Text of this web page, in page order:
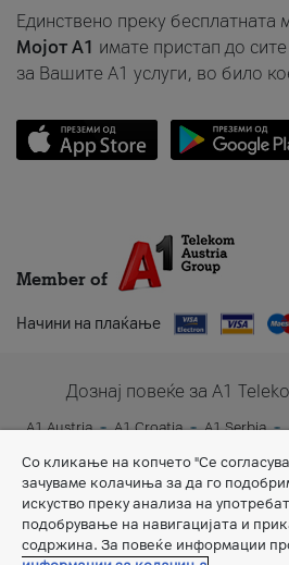
Единствено преку бесплатната
Мојот A1 имате пристап до
за Вашите A1 услуги, во било
Member of
Начини на плаќање
Дознај повеќе за A1
A1 Austria A1 Croatia A1 Serbia
Со кликање на копчето "Се
зачуваме колачиња за да го
искуство преку анализа на
подобрување на навигацијата и
содржина. За повеќе информации